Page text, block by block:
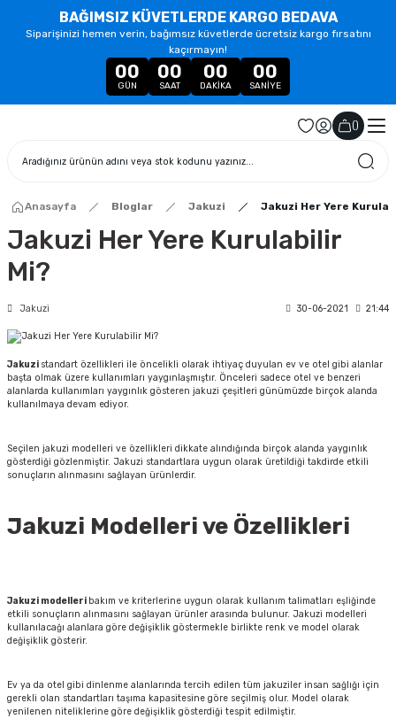
BAĞIMSIZ KÜVETLERDE KARGO BEDAVA
Siparişinizi hemen verin, bağımsız küvetlerde ücretsiz kargo fırsatını
kaçırmayın!
00
GÜN
00
SAAT
00
DAKIKA
00
SANIYE
()
Anasayfa Bloglar Jakuzi Jakuzi Her Yere
Jakuzi Her Yere Kurulabilir
Mi?
Jakuzi 30-06-2021 21:44
Jakuzi standart özellikleri ile öncelikli olarak ihtiyaç duyulan ev ve otel gibi alanlar
başta olmak üzere kullanımları yaygınlaşmıştır. Önceleri sadece otel ve benzeri
alanlarda kullanımları yaygınlık gösteren jakuzi çeşitleri günümüzde birçok alanda
kullanılmaya devam ediyor.
Seçilen jakuzi modelleri ve özellikleri dikkate alındığında birçok alanda yaygınlık
gösterdiği gözlenmiştir. Jakuzi standartlara uygun olarak üretildiği takdirde etkili
sonuçların alınmasını sağlayan ürünlerdir.
Jakuzi Modelleri ve Özellikleri
Jakuzi modelleri bakım ve kriterlerine uygun olarak kullanım talimatları eşliğinde
etkili sonuçların alınmasını sağlayan ürünler arasında bulunur. Jakuzi modelleri
kullanılacağı alanlara göre değişiklik göstermekle birlikte renk ve model olarak
değişiklik gösterir.
Ev ya da otel gibi dinlenme alanlarında tercih edilen tüm jakuziler insan sağlığı için
gerekli olan standartları taşıma kapasitesine göre seçilmiş olur. Model olarak
yenilenen niteliklerine göre değişiklik gösterdiği tespit edilmiştir.